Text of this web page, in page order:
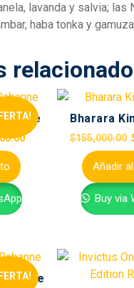
lavanda y salvia; las
haba tonka y gamuza
Bharara
$155,000.00
Añadir
Buy via